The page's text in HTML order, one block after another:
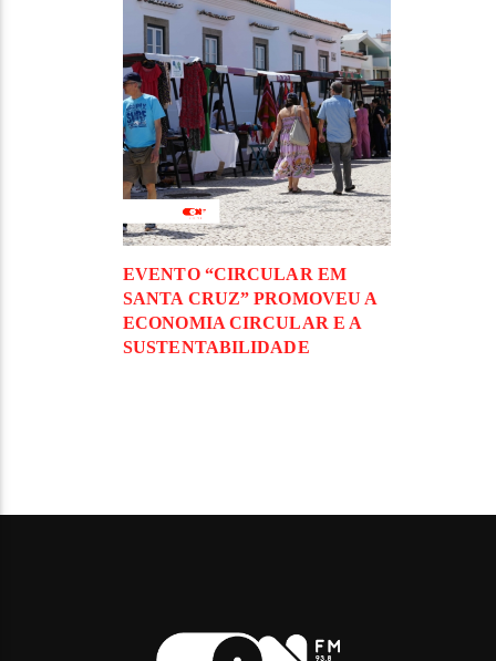
EVENTO “CIRCULAR EM
SANTA CRUZ” PROMOVEU A
ECONOMIA CIRCULAR E A
SUSTENTABILIDADE